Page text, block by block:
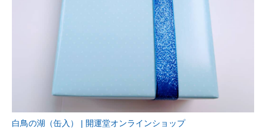
白鳥の湖（缶入） | 開運堂オンラインショップ